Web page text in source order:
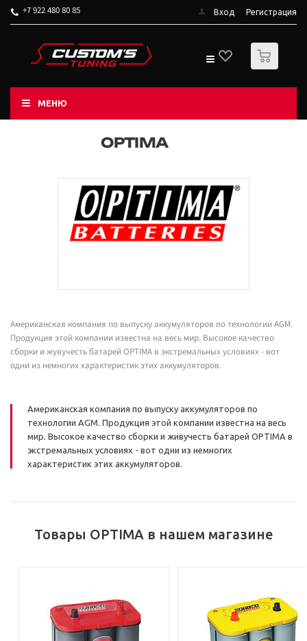
+7 922 480 80 85 Вход Регистрация
0
МЕНЮ
OPTIMA
Американская компания по выпуску аккумуляторов по технологии AGM.
Продукция этой компании известна на весь мир. Высокое качество
сборки и жувучесть батарей OPTIMA в экстремальных условиях - вот
одни из немногих характеристик этих аккумуляторов.
Американская компания по выпуску аккумуляторов по
технологии AGM. Продукция этой компании известна на весь
мир. Высокое качество сборки и живучесть батарей OPTIMA в
экстремальных условиях - вот одни из немногих
характеристик этих аккумуляторов.
Товары OPTIMA в нашем магазине